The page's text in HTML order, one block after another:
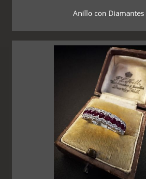
Anillo con Diamantes